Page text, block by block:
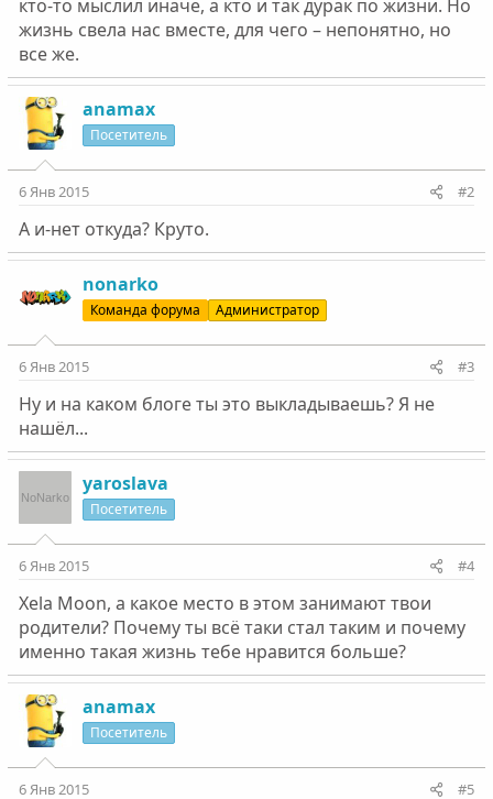
кто-то мыслил иначе, а кто и так дурак по жизни. Но
жизнь свела нас вместе, для чего – непонятно, но
все же.
anamax
Посетитель
6 Янв 2015 #2
А и-нет откуда? Круто.
nonarko
Команда форума Администратор
6 Янв 2015 #3
Ну и на каком блоге ты это выкладываешь? Я не
нашёл...
yaroslava
Посетитель
6 Янв 2015 #4
Xela Moon, а какое место в этом занимают твои
родители? Почему ты всё таки стал таким и почему
именно такая жизнь тебе нравится больше?
anamax
Посетитель
6 Янв 2015 #5